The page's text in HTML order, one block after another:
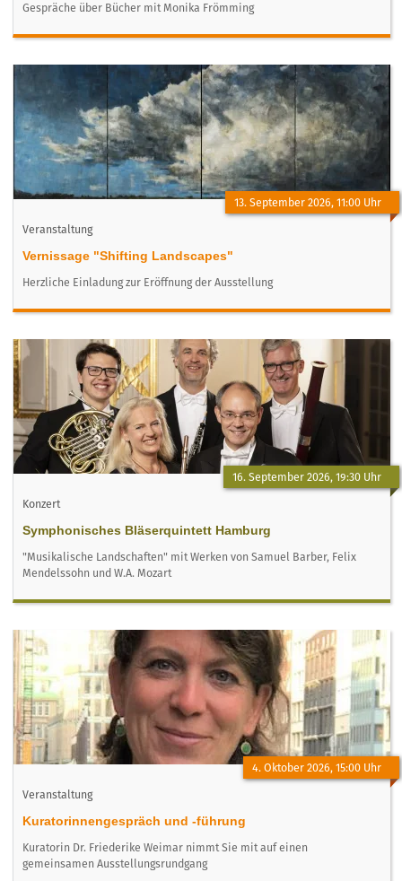
Gespräche über Bücher mit Monika Frömming
13. September 2026, 11:00 Uhr
Veranstaltung
Vernissage "Shifting Landscapes"
Herzliche Einladung zur Eröffnung der Ausstellung
16. September 2026, 19:30 Uhr
Konzert
Symphonisches Bläserquintett Hamburg
"Musikalische Landschaften" mit Werken von Samuel Barber, Felix
Mendelssohn und W.A. Mozart
4. Oktober 2026, 15:00 Uhr
Veranstaltung
Kuratorinnengespräch und -führung
Kuratorin Dr. Friederike Weimar nimmt Sie mit auf einen
gemeinsamen Ausstellungsrundgang